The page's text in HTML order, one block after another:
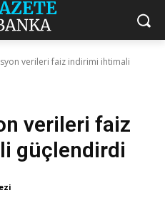
verileri faiz indirimi ihtimali
verileri faiz
güçlendirdi